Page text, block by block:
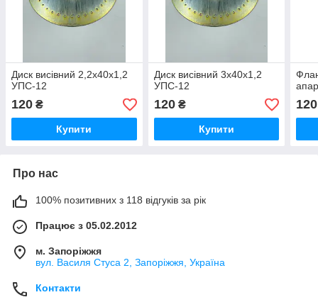
Диск висівний 2,2х40х1,2
УПС-12
120 ₴
Купити
Диск висівний 3х40х1,2
УПС-12
120₴
Купити
120
Про нас
100% позитивних з 118 відгуків за рік
Працює з 05.02.2012
м. Запоріжжя
вул. Василя Стуса 2, Запоріжжя, Україна
Контакти